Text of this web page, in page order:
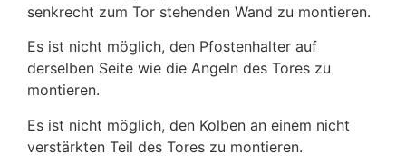
senkrecht zum Tor stehenden Wand zu montieren.
Es ist nicht möglich, den Pfostenhalter auf
derselben Seite wie die Angeln des Tores zu
montieren.
Es ist nicht möglich, den Kolben an einem nicht
verstärkten Teil des Tores zu montieren.